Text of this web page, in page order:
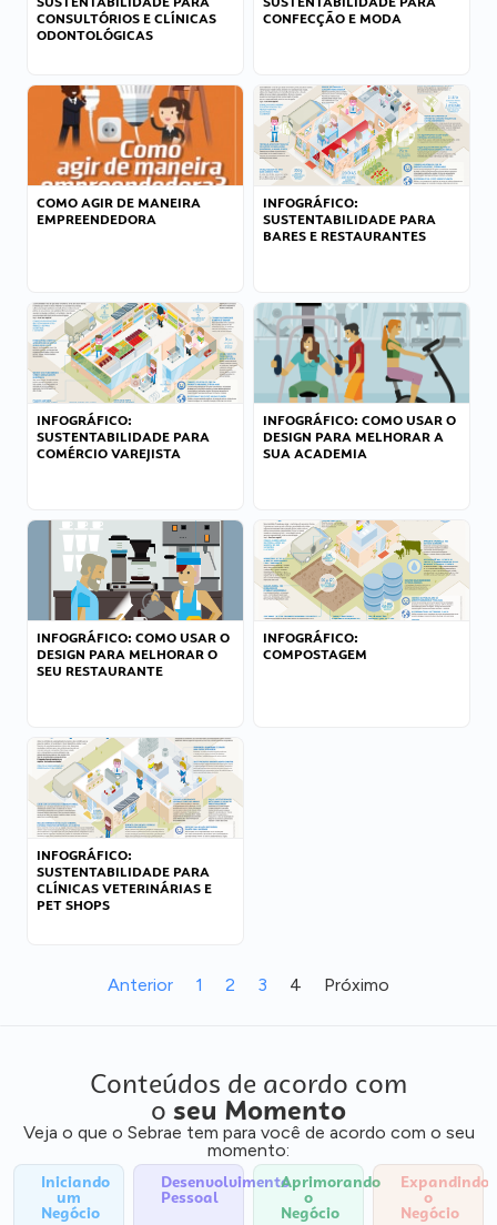
CONSULTÓRIOS E CLÍNICAS
ODONTOLÓGICAS
CONFECÇÃO E MODA
COMO AGIR DE MANEIRA
EMPREENDEDORA
INFOGRÁFICO:
SUSTENTABILIDADE PARA
BARES E RESTAURANTES
INFOGRÁFICO:
SUSTENTABILIDADE PARA
COMÉRCIO VAREJISTA
INFOGRÁFICO: COMO USAR O
DESIGN PARA MELHORAR A
SUA ACADEMIA
INFOGRÁFICO: COMO USAR O
DESIGN PARA MELHORAR O
SEU RESTAURANTE
INFOGRÁFICO:
COMPOSTAGEM
INFOGRÁFICO:
SUSTENTABILIDADE PARA
CLÍNICAS VETERINÁRIAS E
PET SHOPS
Anterior 1 2 3 4 Próximo
Conteúdos de acordo com
o seu Momento
Veja o que o Sebrae tem para você de acordo com o seu
momento:
Iniciando
um
Negócio
Desenvolvimento
Pessoal
Aprimorando
o
Negócio
Expandindo
o
Negócio